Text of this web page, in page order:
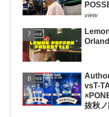
view
Videos
Videos
vsT-
抜秋